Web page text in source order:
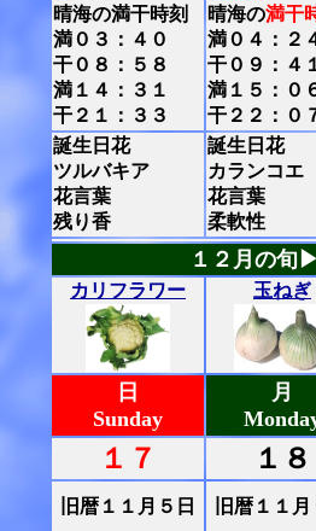
晴海の満干時刻
満０３：４０
干０８：５８
満１４：３１
干２１：３３
晴海の満干
満０４：２
干０９：４
満１５：０
干２２：０
誕生日花
ツルバキア
花言葉
残り香
誕生日花
カランコエ
花言葉
柔軟性
１２月の旬
カリフラワー 玉ねぎ
日
Sunday
月
１７ １８
旧暦１１月５日 旧暦１１月